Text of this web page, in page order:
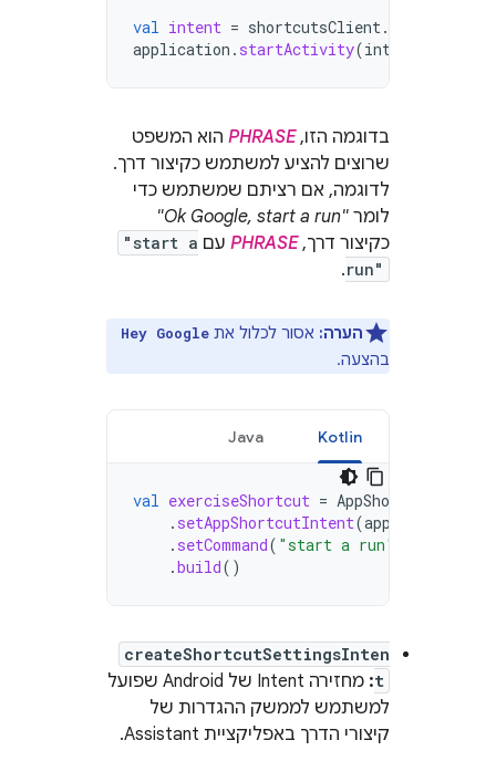
val intent = shortcutsClient.
application . startActivity(intent
בדוגמה הזו,PHRASE הוא המשפט
שרוצים להציע למשתמש כקיצור דרך.
לדוגמה, אם רציתם שמשתמש כדי
לומר "Ok Google, start a run"
כקיצור דרך,PHRASE עם "start a
run"
.
הערה: אסור לכלול את Hey Google
בהצעה.
Kotlin
Java
val exerciseShortcut =
. setAppShortcutIntent(
. setCommand( "start a run"
.build()
createShortcutSettingsInten
t
:
מחזירה Intent של Android שפועל
למשתמש לממשק ההגדרות של
קיצורי הדרך באפליקציית Assistant.